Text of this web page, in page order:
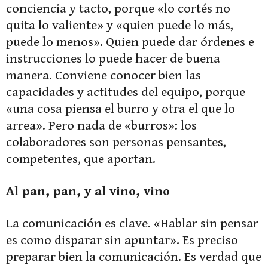
conciencia y tacto, porque «lo cortés no
quita lo valiente» y «quien puede lo más,
puede lo menos». Quien puede dar órdenes e
instrucciones lo puede hacer de buena
manera. Conviene conocer bien las
capacidades y actitudes del equipo, porque
«una cosa piensa el burro y otra el que lo
arrea». Pero nada de «burros»: los
colaboradores son personas pensantes,
competentes, que aportan.
Al pan, pan, y al vino, vino
La comunicación es clave. «Hablar sin pensar
es como disparar sin apuntar». Es preciso
preparar bien la comunicación. Es verdad que